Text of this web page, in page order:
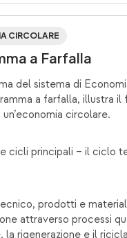
CIRCOLARE
a Farfalla
del sistema di
a farfalla, illustra il
circolare.
cicli principali – il ciclo
prodotti e
attraverso processi
la rigenerazione e il